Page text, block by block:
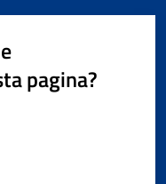
pagina?